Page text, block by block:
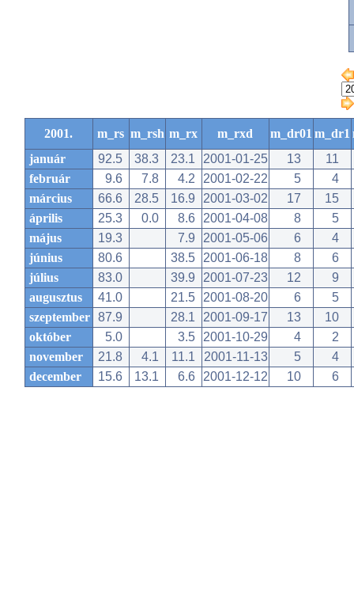
2001. m_rs m_rsh m_rx m_rxd m_dr01 m_dr1
január
92.5 38.3 23.1 2001-01-25 13
11
február
9.6 7.8 4.2 2001-02-22 5
4
március
66.6 28.5 16.9 2001-03-02 17
15
április
25.3 0.0 8.6 2001-04-08 8
5
május
19.3 7.9 2001-05-06 6
4
június
80.6 38.5 2001-06-18 8
6
július
83.0 39.9 2001-07-23 12
9
augusztus
41.0 21.5 2001-08-20 6
5
szeptember
87.9 28.1 2001-09-17 13
10
október
5.0 3.5 2001-10-29 4
2
november
21.8 4.1 11.1 2001-11-13 5
4
december
15.6 13.1 6.6 2001-12-12 10 6